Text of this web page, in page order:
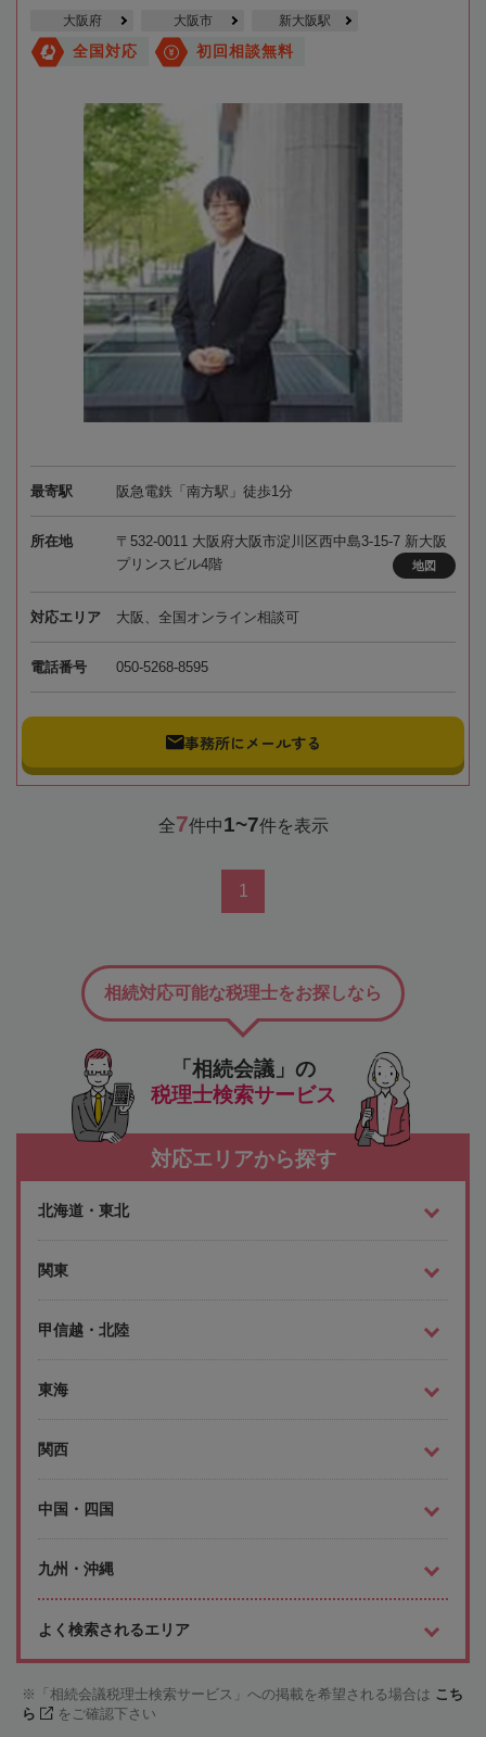
大阪府 大阪市 新大阪駅
全国対応 初回相談無料
最寄駅 阪急電鉄「南方駅」徒歩1分
所在地
〒532-0011 大阪府大阪市淀川区西中島3-15-7 新大阪
プリンスビル4階
地図
対応エリア 大阪、全国オンライン相談可
電話番号 050-5268-8595
事務所にメールする
全7件中1~7件を表示
1
「相続会議」の
税理士検索サービス
相続対応可能な税理士をお探しなら
対応エリアから探す
北海道・東北
関東
甲信越・北陸
東海
関西
中国・四国
九州・沖縄
よく検索されるエリア
「相続会議税理士検索サービス」への掲載を希望される場合は こち
ら
をご確認下さい